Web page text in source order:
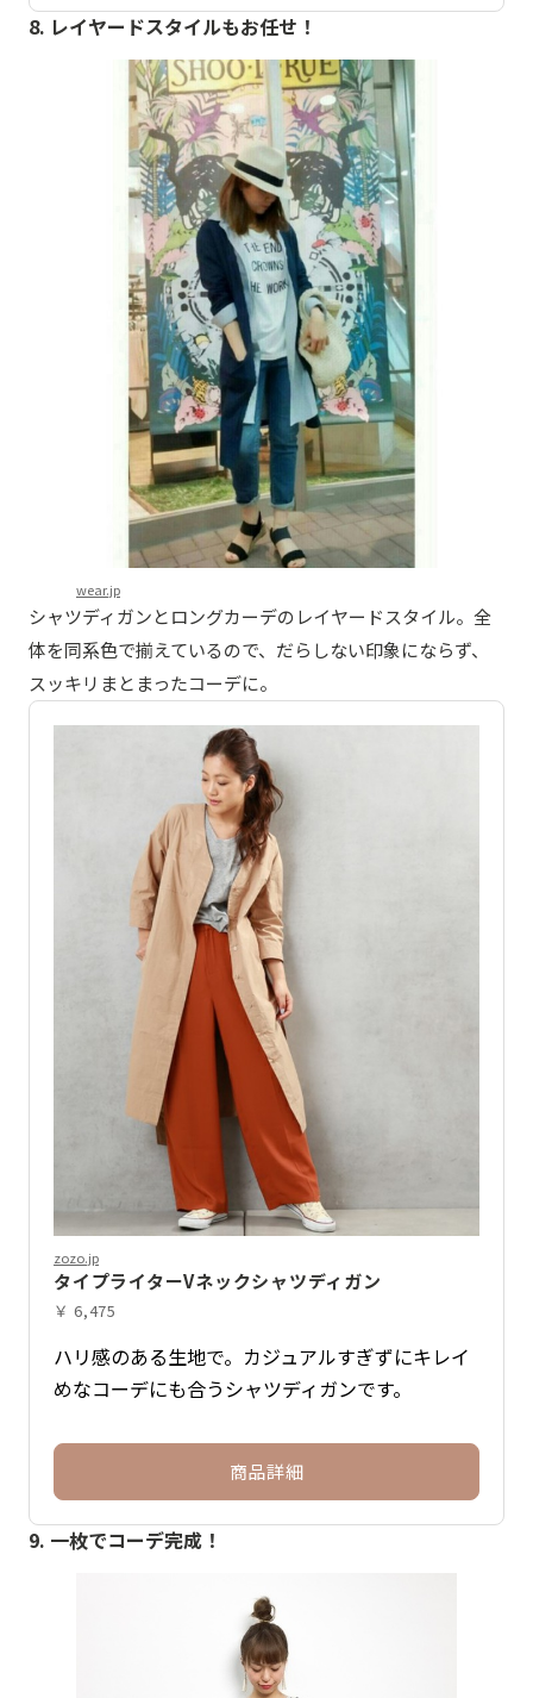
8. レイヤードスタイルもお任せ！
wear.jp
シャツディガンとロングカーデのレイヤードスタイル。全
体を同系色で揃えているので、だらしない印象にならず、
スッキリまとまったコーデに。
zozo.jp
タイプライターVネックシャツディガン
￥ 6,475
ハリ感のある生地で。カジュアルすぎずにキレイ
めなコーデにも合うシャツディガンです。
商品詳細
9. 一枚でコーデ完成！